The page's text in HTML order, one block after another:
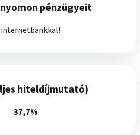
pénzügyeit
hiteldíjmutató)
37,7%